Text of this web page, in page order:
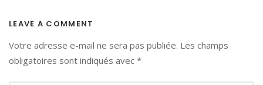
LEAVE A COMMENT
Votre adresse e-mail ne sera pas publiée. Les champs
obligatoires sont indiqués avec *